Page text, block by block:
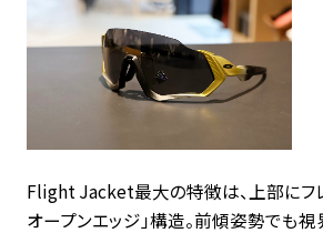
Flight Jacket最大の特徴は、上部にフ
オープンエッジ」構造。前傾姿勢でも視